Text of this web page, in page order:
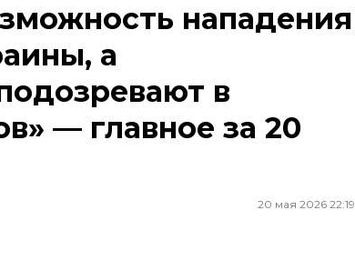
нападения
а
в
— главное за 20
20 мая 2026 22:19